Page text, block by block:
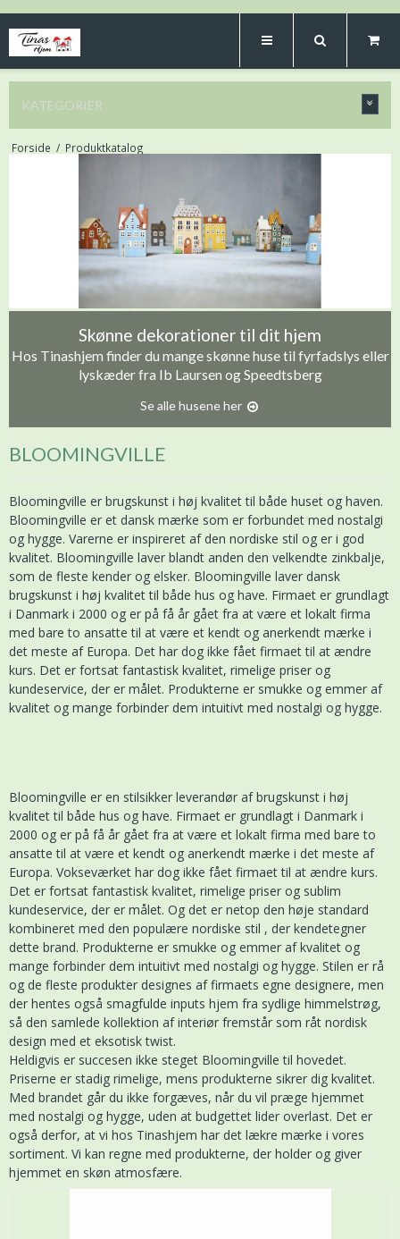
KATEGORIER
Forside / Produktkatalog
Skønne dekorationer til dit hjem
Hos Tinashjem finder du mange skønne huse til fyrfadslys eller
lyskæder fra Ib Laursen og Speedtsberg
Se alle husene her
BLOOMINGVILLE
Bloomingville er brugskunst i høj kvalitet til både huset og haven.
Bloomingville er et dansk mærke som er forbundet med nostalgi
og hygge. Varerne er inspireret af den nordiske stil og er i god
kvalitet. Bloomingville laver blandt anden den velkendte zinkbalje,
som de fleste kender og elsker. Bloomingville laver dansk
brugskunst i høj kvalitet til både hus og have. Firmaet er grundlagt
i Danmark i 2000 og er på få år gået fra at være et lokalt firma
med bare to ansatte til at være et kendt og anerkendt mærke i
det meste af Europa. Det har dog ikke fået firmaet til at ændre
kurs. Det er fortsat fantastisk kvalitet, rimelige priser og
kundeservice, der er målet. Produkterne er smukke og emmer af
kvalitet og mange forbinder dem intuitivt med nostalgi og hygge.
Bloomingville er en stilsikker leverandør af brugskunst i høj
kvalitet til både hus og have. Firmaet er grundlagt i Danmark i
2000 og er på få år gået fra at være et lokalt firma med bare to
ansatte til at være et kendt og anerkendt mærke i det meste af
Europa. Vokseværket har dog ikke fået firmaet til at ændre kurs.
Det er fortsat fantastisk kvalitet, rimelige priser og sublim
kundeservice, der er målet. Og det er netop den høje standard
kombineret med den populære nordiske stil , der kendetegner
dette brand. Produkterne er smukke og emmer af kvalitet og
mange forbinder dem intuitivt med nostalgi og hygge. Stilen er rå
og de fleste produkter designes af firmaets egne designere, men
der hentes også smagfulde inputs hjem fra sydlige himmelstrøg,
så den samlede kollektion af interiør fremstår som råt nordisk
design med et eksotisk twist.
Heldigvis er succesen ikke steget Bloomingville til hovedet.
Priserne er stadig rimelige, mens produkterne sikrer dig kvalitet.
Med brandet går du ikke forgæves, når du vil præge hjemmet
med nostalgi og hygge, uden at budgettet lider overlast. Det er
også derfor, at vi hos Tinashjem har det lækre mærke i vores
sortiment. Vi kan regne med produkterne, der holder og giver
hjemmet en skøn atmosfære.